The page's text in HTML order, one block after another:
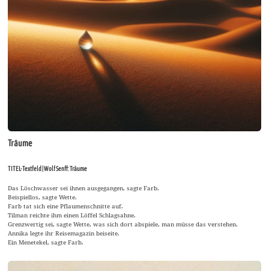
Träume
TITEL-Textfeld | Wolf Senff: Träume
Das Löschwasser sei ihnen ausgegangen, sagte Farb.
Beispiellos, sagte Wette.
Farb tat sich eine Pflaumenschnitte auf.
Tilman reichte ihm einen Löffel Schlagsahne.
Grenzwertig sei, sagte Wette, was sich dort abspiele, man müsse das verstehen.
Annika legte ihr Reisemagazin beiseite.
Ein Menetekel, sagte Farb.